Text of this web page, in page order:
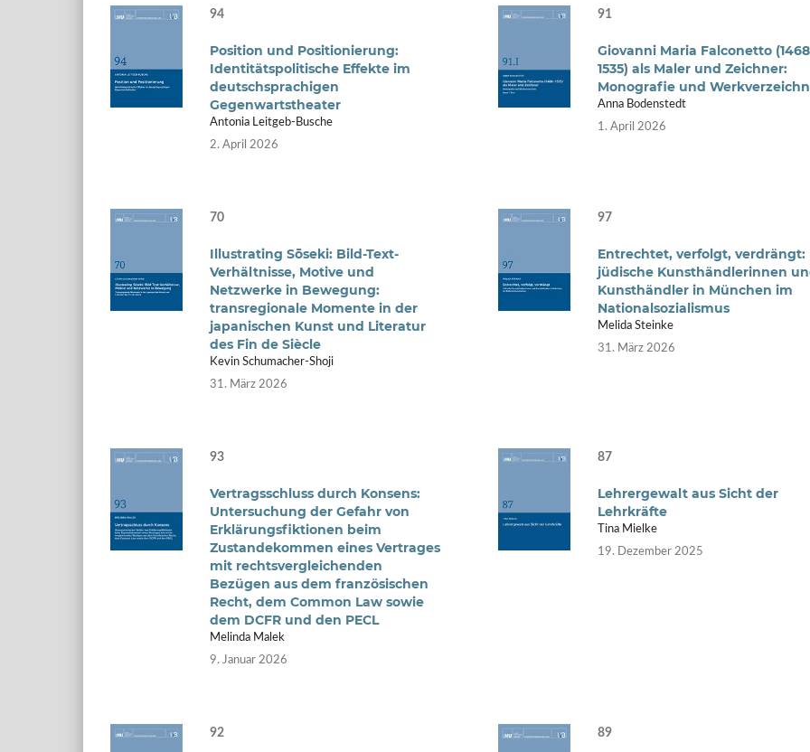
94
Position und Positionierung:
Identitätspolitische Effekte im
deutschsprachigen
Gegenwartstheater
Antonia Leitgeb-Busche
2. April 2026
91
Giovanni Maria Falconetto
1535) als Maler und Zeichner:
Monografie und
Anna Bodenstedt
1. April 2026
70
Illustrating Sōseki: Bild-Text-
Verhältnisse, Motive und
Netzwerke in Bewegung:
transregionale Momente in der
japanischen Kunst und Literatur
des Fin de Siècle
Kevin Schumacher-Shoji
31. März 2026
97
Entrechtet, verfolgt, verdrängt:
jüdische Kunsthändlerinnen
Kunsthändler in München im
Nationalsozialismus
Melida Steinke
31. März 2026
93
Vertragsschluss durch Konsens:
Untersuchung der Gefahr von
Erklärungsfiktionen beim
Zustandekommen eines Vertrages
mit rechtsvergleichenden
Bezügen aus dem französischen
Recht, dem Common Law sowie
dem DCFR und den PECL
Melinda Malek
9. Januar 2026
87
Lehrergewalt aus Sicht der
Lehrkräfte
Tina Mielke
19. Dezember 2025
92 89